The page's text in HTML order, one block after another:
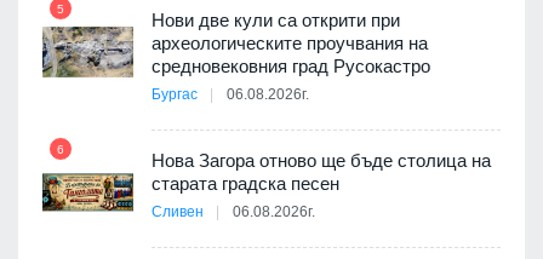
5
Нови две кули са открити при
археологическите проучвания на
средновековния град Русокастро
Бургас 06.08.2026г.
6
Нова Загора отново ще бъде столица на
старата градска песен
Сливен 06.08.2026г.